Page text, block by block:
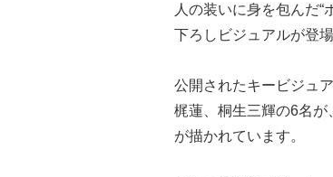
人の装いに身を包んだ
下ろしビジュアルが登場
公開されたキービジュ
梶蓮、桐生三輝の6名
が描かれています。